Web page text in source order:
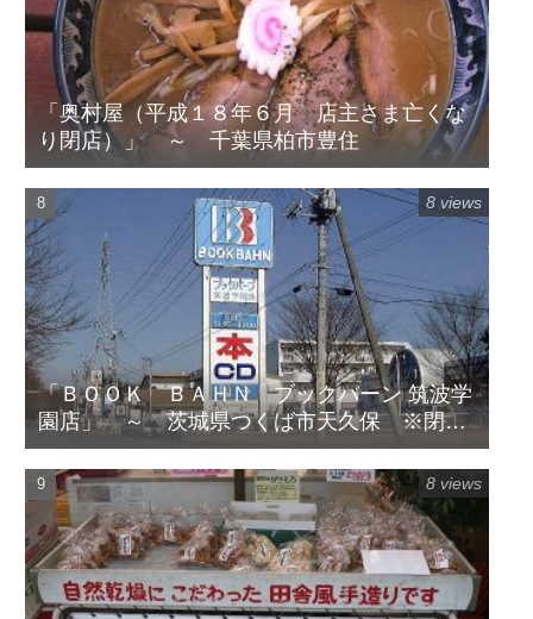
「奥村屋（平成１８年６月 店主さま亡くな
り閉店）」 ～ 千葉県柏市豊住
「ＢＯＯＫ ＢＡＨＮ ブックバーン 筑波学
園店」 ～ 茨城県つくば市天久保 ※閉店
してます
8 views
8 views